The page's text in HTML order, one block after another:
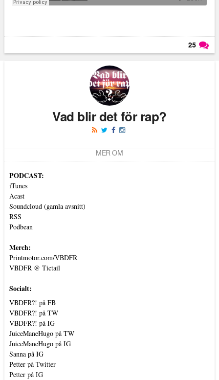
25
Vad blir det för rap?
MER OM
PODCAST:
iTunes
Acast
Soundcloud (gamla avsnitt)
RSS
Podbean
Merch:
Printmotor.com/VBDFR
VBDFR @ Tictail
Socialt:
VBDFR?! på FB
VBDFR?! på TW
VBDFR?! på IG
JuiceManeHugo på TW
JuiceManeHugo på IG
Sanna på IG
Petter på Twitter
Petter på IG